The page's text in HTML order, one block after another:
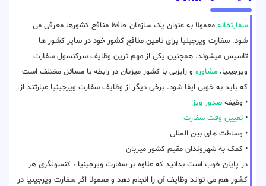
سفارتخانه معمولا به عنوان یک سازمان حافظ منافع کشورها معرفی می
شود. سفارت ویرجینیا برای تامین منافع کشور خود در سایر کشور ها
تاسیس میشوند. همچنین یکی از مهم ترین وظایف سرکنسول سفارت
ویرجینیا، مشاوره و رایزنی با کشور میزبان در رابطه با مسائل مختلف است
که باید به خوبی ایفا شود. برخی دیگر از وظایف سفارت ویرجینیا عبارتند از:
• وظیفه صدور ویزا
• تعیین وقت سفارت
• وساطت های بین المللی
• کمک به شهروندان مقیم کشور میزبان
در پایان خوب است بدانید که علاوه بر سفارت ویرجینیا ، کنسولگری هر
کشور هم می تواند وظایف آن را انجام دهد و معمولا اگر سفارت ویرجینیا در